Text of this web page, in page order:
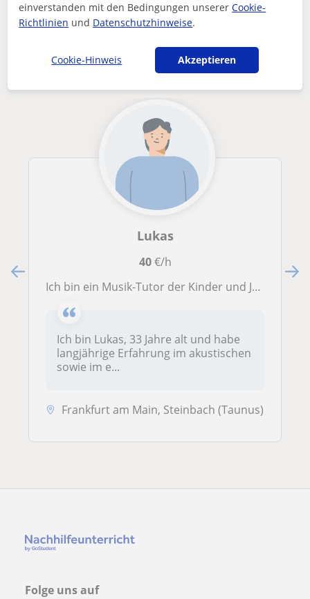
Andere Gitarre-Lehrkräfte in Gießen,
könnten
Lukas
40€/h
Ich bin ein Musik-Tutor der Kinder und Jugendliche aller Altersklassen unterrichtet.
Ich bin Lukas, 33 Jahre alt und habe
langjährige Erfahrung im akustischen
sowie im e...
Frankfurt am Main, Steinbach (Taunus)
Folge uns auf
einverstanden mit den Bedingungen unsererCookie-
Richtlinien und Datenschutzhinweise.
Cookie-Hinweis Akzeptieren